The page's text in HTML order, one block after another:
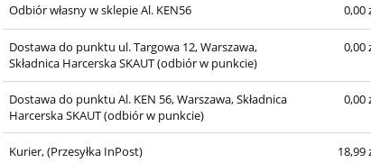
Odbiór własny w sklepie Al. KEN56 0,00
Dostawa do punktu ul. Targowa 12, Warszawa,
Składnica Harcerska SKAUT(odbiór w punkcie)
0,00
Dostawa do punktu Al. KEN 56, Warszawa, Składnica
Harcerska SKAUT(odbiór w punkcie)
0,00
Kurier,(Przesyłka InPost) 18,99